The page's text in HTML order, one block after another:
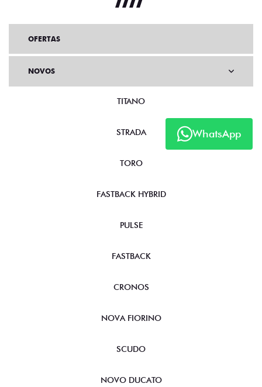
WhatsApp
OFERTAS
NOVOS
TITANO
STRADA
TORO
FASTBACK HYBRID
PULSE
FASTBACK
CRONOS
NOVA FIORINO
SCUDO
NOVO DUCATO